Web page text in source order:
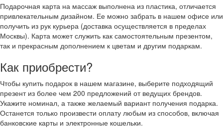
Подарочная карта на массаж выполнена из пластика, отличается
привлекательным дизайном. Ее можно забрать в нашем офисе или
получить из рук курьера (доставка осуществляется в пределах
Москвы). Карта может служить как самостоятельным презентом,
так и прекрасным дополнением к цветам и другим подаркам.
Как приобрести?
Чтобы купить подарок в нашем магазине, выберите подходящий
презент из более чем 200 предложений от ведущих брендов.
Укажите номинал, а также желаемый вариант получения подарка.
Останется только произвести оплату любым из способов, включая
банковские карты и электронные кошельки.